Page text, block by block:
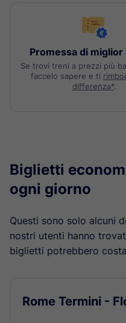
Promessa di miglior
Se trovi treni a prezzi più
faccelo sapere e ti
differenza*.
Biglietti
ogni giorno
Questi sono solo alcuni
nostri utenti hanno
biglietti potrebbero
Rome Termini -